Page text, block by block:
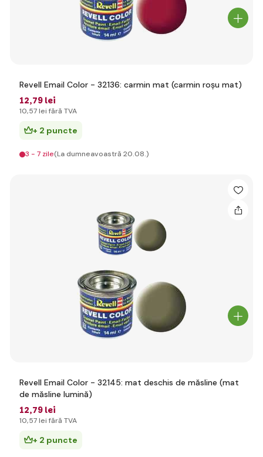
Revell Email Color - 32136: carmin mat (carmin roșu mat)
12,79 lei
10,57 lei fără TVA
+ 2 puncte
3 - 7 zile(La dumneavoastră 20.08.)
Revell Email Color - 32145: mat deschis de măsline (mat
de măsline lumină)
12,79 lei
10,57 lei fără TVA
+ 2 puncte